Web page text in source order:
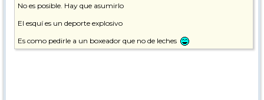
No es posible. Hay que asumirlo
El esquí es un deporte explosivo
Es como pedirle a un boxeador que no de leches